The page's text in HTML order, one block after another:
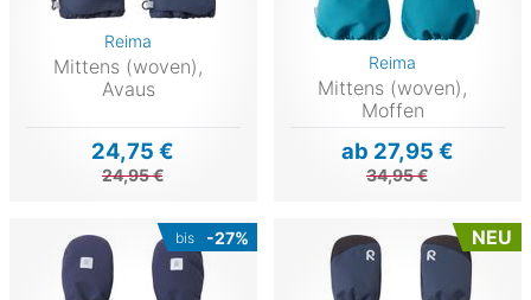
Reima
Mittens (woven),
Avaus
24,75 €
24,95 €
Reima
Mittens (woven),
Moffen
ab 27,95 €
34,95 €
bis -27% NEU